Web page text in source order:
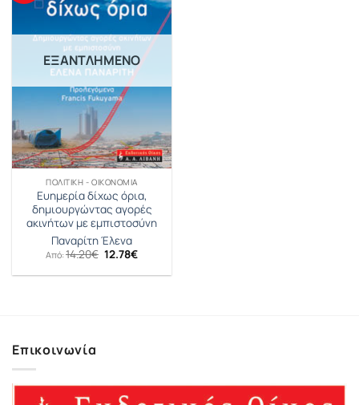
ΕΞΑΝΤΛΗΜΈΝΟ
ΠΟΛΙΤΙΚΉ - ΟΙΚΟΝΟΜΊΑ
Ευημερία δίχως όρια,
δημιουργώντας αγορές
ακινήτων με εμπιστοσύνη
Παναρίτη Έλενα
Από: 14.20€ Original
price
was:
12.78€Η
τιμή
Επικοινωνία